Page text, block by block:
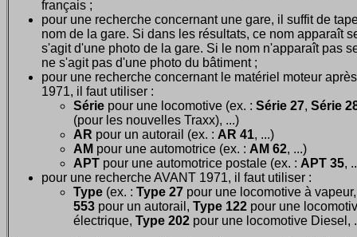
français ;
pour une recherche concernant une gare, il suffit de
nom de la gare. Si dans les résultats, ce nom apparaît
s'agit d'une photo de la gare. Si le nom n'apparaît pas
ne s'agit pas d'une photo du bâtiment ;
pour une recherche concernant le matériel moteur après
1971, il faut utiliser :
Série pour une locomotive (ex. : Série 27, Série
(pour les nouvelles Traxx), ...)
AR pour un autorail (ex. : AR 41, ...)
AM pour une automotrice (ex. : AM 62, ...)
APT pour une automotrice postale (ex. : APT 35,
pour une recherche AVANT 1971, il faut utiliser :
Type (ex. : Type 27 pour une locomotive à
553 pour un autorail, Type 122 pour une
électrique, Type 202 pour une locomotive Diesel,